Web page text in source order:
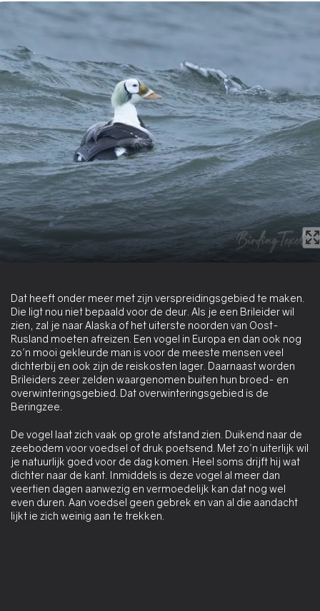
Dat heeft onder meer met zijn verspreidingsgebied te maken.
Die ligt nou niet bepaald voor de deur. Als je een Brileider wil
zien, zal je naar Alaska of het uiterste noorden van Oost-
Rusland moeten afreizen. Een vogel in Europa en dan ook nog
zo'n mooi gekleurde man is voor de meeste mensen veel
dichterbij en ook zijn de reiskosten lager. Daarnaast worden
Brileiders zeer zelden waargenomen buiten hun broed- en
overwinteringsgebied. Dat overwinteringsgebied is de
Beringzee.
De vogel laat zich vaak op grote afstand zien. Duikend naar de
zeebodem voor voedsel of druk poetsend. Met zo'n uiterlijk wil
je natuurlijk goed voor de dag komen. Heel soms drijft hij wat
dichter naar de kant. Inmiddels is deze vogel al meer dan
veertien dagen aanwezig en vermoedelijk kan dat nog wel
even duren. Aan voedsel geen gebrek en van al die aandacht
lijkt ie zich weinig aan te trekken.